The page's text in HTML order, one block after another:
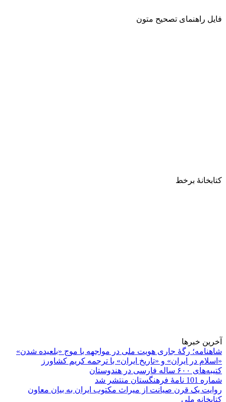
فایل راهنمای تصحیح متون
کتابخانۀ برخط
آخرین خبرها
شاهنامه؛ رگۀ جاری هویت ملی در مواجهه با موج «بلعیده شدن»
«اسلام در ایران» و «تاریخ ایران» با ترجمه کریم کشاورز
کتیبه‌های ۶۰۰ ساله فارسی در هندوستان
شماره 101 نامۀ فرهنگستان منتشر شد
روایت یک قرن صیانت از میراث مکتوب ایران به بیان معاون
کتابخانه ملی